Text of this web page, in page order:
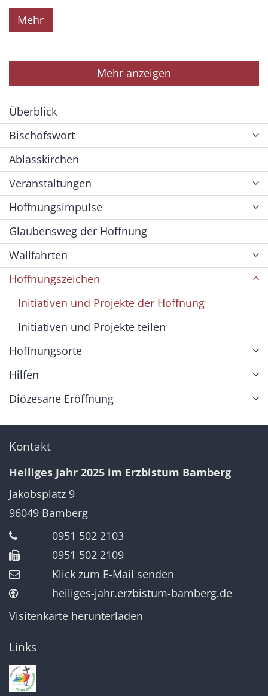
Mehr
Mehr anzeigen
Überblick
Bischofswort
Ablasskirchen
Veranstaltungen
Hoffnungsimpulse
Glaubensweg der Hoffnung
Wallfahrten
Hoffnungszeichen
Initiativen und Projekte der Hoffnung
Initiativen und Projekte teilen
Hoffnungsorte
Hilfen
Diözesane Eröffnung
Kontakt
Heiliges Jahr 2025 im Erzbistum Bamberg
Jakobsplatz 9
96049 Bamberg
0951 502 2103
0951 502 2109
Klick zum E-Mail senden
heiliges-jahr.erzbistum-bamberg.de
Visitenkarte herunterladen
Links